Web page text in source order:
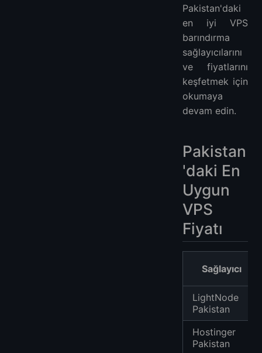
Pakistan'daki
en iyi VPS
barındırma
sağlayıcılarını
ve fiyatlarını
keşfetmek için
okumaya
devam edin.
Pakistan
'daki En
Uygun
VPS
Fiyatı
Sağlayıcı
LightNode
Pakistan
Hostinger
Pakistan